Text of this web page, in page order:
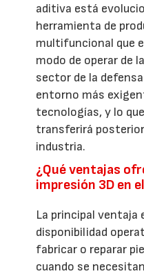
aditiva está
herramienta de
multifuncional que
modo de operar de
sector de la
entorno más
tecnologías, y lo
transferirá
industria.
¿Qué ventajas
impresión 3D en
La principal ventaja
disponibilidad
fabricar o reparar
cuando se